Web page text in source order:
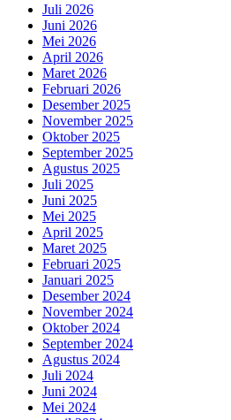
Juli 2026
Juni 2026
Mei 2026
April 2026
Maret 2026
Februari 2026
Desember 2025
November 2025
Oktober 2025
September 2025
Agustus 2025
Juli 2025
Juni 2025
Mei 2025
April 2025
Maret 2025
Februari 2025
Januari 2025
Desember 2024
November 2024
Oktober 2024
September 2024
Agustus 2024
Juli 2024
Juni 2024
Mei 2024